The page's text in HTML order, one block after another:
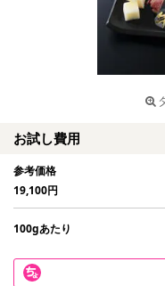
お試し費用
参考価格
19,100円
100gあたり